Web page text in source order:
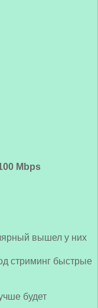
Mbps
вышел у них
стриминг быстрые
будет